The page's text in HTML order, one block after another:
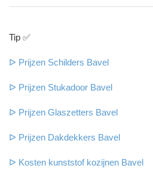
Tip ✅
ᐅ Prijzen Schilders Bavel
ᐅ Prijzen Stukadoor Bavel
ᐅ Prijzen Glaszetters Bavel
ᐅ Prijzen Dakdekkers Bavel
ᐅ Kosten kunststof kozijnen Bavel